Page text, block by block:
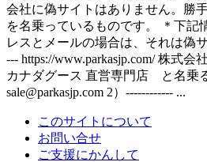
会社に偽サイトはありません。勝
を名乗っているものです。 ＊下記
レスとメールの場合は、それは偽
--- https://www.parkasjp.com/ 株式会
カナダグース 直営専門店 と名乗
sale@parkasjp.com 2）------------ ...
このサイトについて
お問い合せ
ご支援にかんして